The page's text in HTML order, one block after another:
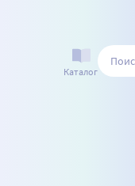
Каталог